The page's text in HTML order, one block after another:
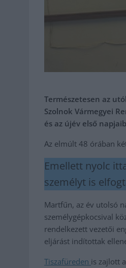
Természetesen az
Szolnok Vármegyei
és az újév első
Az elmúlt 48 órában
Emellett nyolc
személyt is
Martfűn, az év utolsó
személygépkocsival
rendelkezett vezetői
eljárást indítottak
Tiszafüreden is zajlott